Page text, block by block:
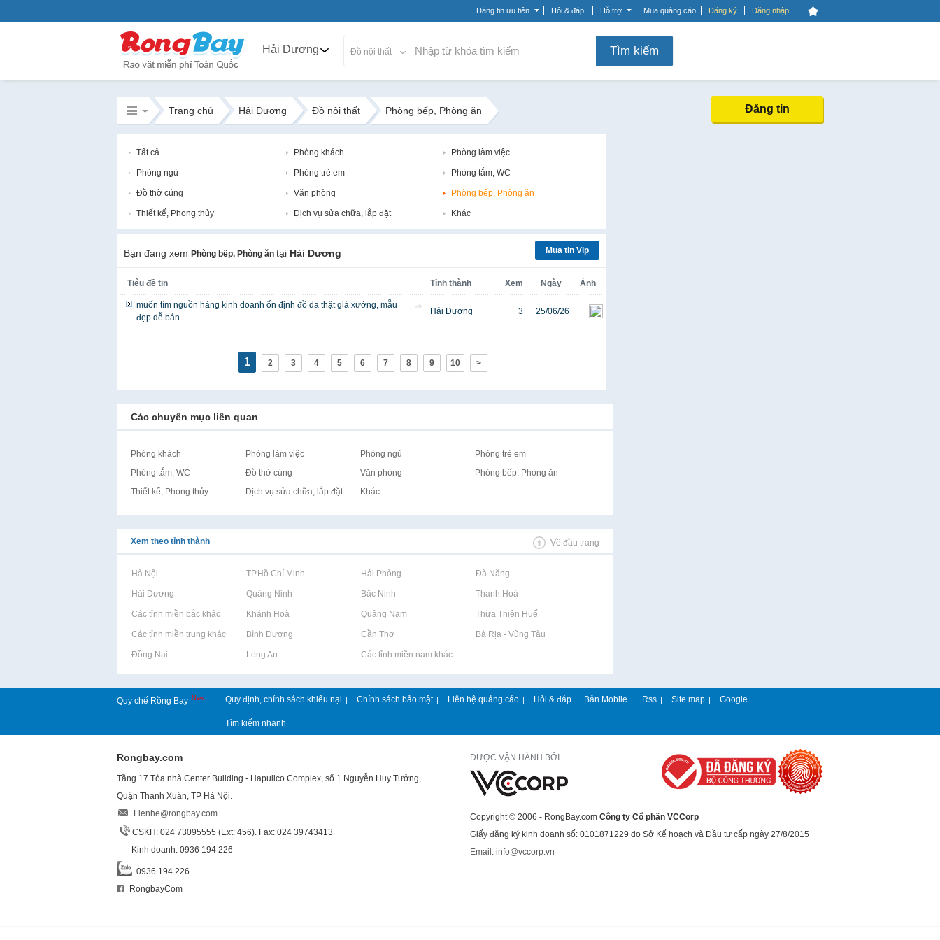
Đăng tin ưu tiên Hỏi & đáp Hỗ trợ Mua quảng cáo Đăng ký Đăng nhập
Hải Dương Đồ nội thất Tìm kiếm
Trang chủ Hải Dương Đồ nội thất Phòng bếp, Phòng ăn Đăng tin
Tất cả Phòng khách Phòng làm việc
Phòng ngủ Phòng trẻ em Phòng tắm, WC
Đồ thờ cúng Văn phòng Phòng bếp, Phòng ăn
Thiết kế, Phong thủy Dịch vụ sửa chữa, lắp đặt Khác
Bạn đang xem Phòng bếp, Phòng ăn tại Hải Dương Mua tin Vip
Tiêu đề tin Tỉnh thành Xem Ngày Ảnh
muốn tìm nguồn hàng kinh doanh ổn định đồ da thật giá xưởng, mẫu
đẹp dễ bán...
Hải Dương 3 25/06/26
1 2 3 4 5 6 7 8 9 10 >
Các chuyên mục liên quan
Phòng khách Phòng làm việc Phòng ngủ
Phòng trẻ em
Phòng tắm, WC
Đồ thờ cúng Văn phòng
Phòng bếp, Phòng ăn
Thiết kế, Phong thủy
Dịch vụ sửa chữa, lắp đặt Khác
Xem theo tỉnh thành Về đầu trang
Rao vặt tại Hà Nội Rao vặt tại TP.Hồ Chí Minh Rao vặt tại Hải Phòng Rao vặt tại Đà Nẵng
Rao vặt tại Hải Dương Rao vặt tại Quảng Ninh Rao vặt tại Bắc Ninh Rao vặt tại Thanh Hoá
Rao vặt tại Các tỉnh miền bắc khácRao vặt tại Khánh Hoà Rao vặt tại Quảng Nam Rao vặt tại Thừa Thiên Huế
Rao vặt tại Các tỉnh miền trung khácRao vặt tại Bình Dương Rao vặt tại Cần Thơ Rao vặt tại Bà Rịa - Vũng Tàu
Rao vặt tại Đồng Nai Rao vặt tại Long An Rao vặt tại Các tỉnh miền nam khác
Quy chế Rồng Bay New | Quy định, chính sách khiếu nại | Chính sách bảo mật | Liên hệ quảng cáo | Hỏi & đáp | Bản Mobile | Rss | Site map | Google+ |
Tìm kiếm nhanh
Rongbay.com
Tầng 17 Tòa nhà Center Building - Hapulico Complex, số 1 Nguyễn Huy Tưởng,
Quận Thanh Xuân, TP Hà Nội.
Lienhe@rongbay.com
CSKH: 024 73095555 (Ext: 456). Fax: 024 39743413
Kinh doanh: 0936 194 226
0936 194 226
RongbayCom
ĐƯỢC VẬN HÀNH BỞI
Copyright © 2006 - RongBay.com Công ty Cổ phần VCCorp
Giấy đăng ký kinh doanh số: 0101871229 do Sở Kế hoạch và Đầu tư cấp ngày 27/8/2015
Email: info@vccorp.vn